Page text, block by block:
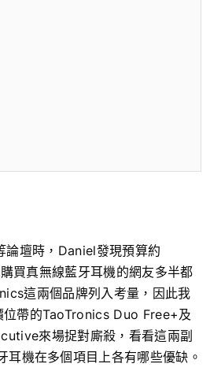
壇時，Daniel發現預算約
買真無線藍牙耳機的網友多半都
這兩個品牌列入考量，因此我
位帶的TaoTronics Duo Free+及
來場捉對廝殺，看看這兩副
耳機在多個項目上各有哪些優缺。